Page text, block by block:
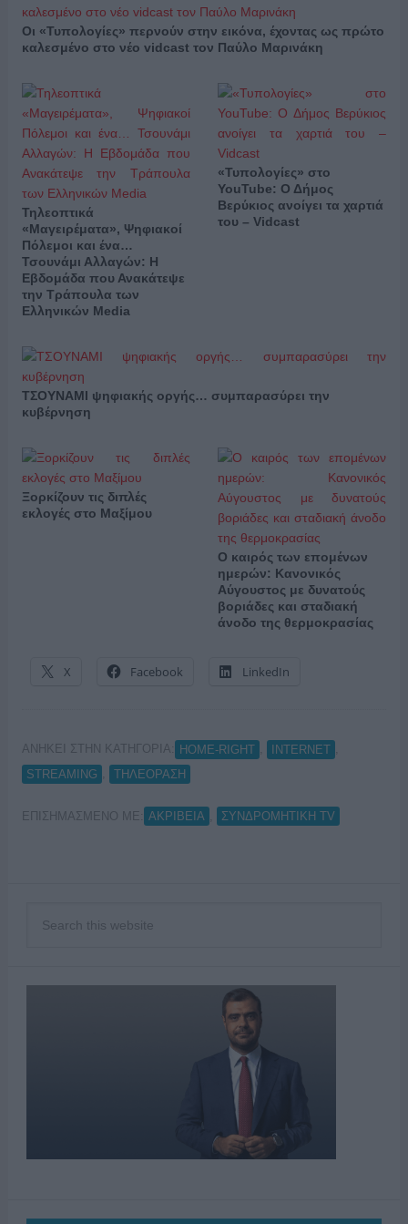
Οι «Τυπολογίες» περνούν στην εικόνα, έχοντας ως πρώτο
καλεσμένο στο νέο vidcast τον Παύλο Μαρινάκη
Τηλεοπτικά
«Μαγειρέματα», Ψηφιακοί
Πόλεμοι και ένα…
Τσουνάμι Αλλαγών: Η
Εβδομάδα που Ανακάτεψε
την Τράπουλα των
Ελληνικών Media
«Τυπολογίες» στο
YouTube: Ο Δήμος
Βερύκιος ανοίγει τα χαρτιά
του – Vidcast
ΤΣΟΥΝΑΜΙ ψηφιακής οργής… συμπαρασύρει την
κυβέρνηση
Ξορκίζουν τις διπλές
εκλογές στο Μαξίμου
Ο καιρός των επομένων
ημερών: Κανονικός
Αύγουστος με δυνατούς
βοριάδες και σταδιακή
άνοδο της θερμοκρασίας
X Facebook LinkedIn
ΑΝΗΚΕΙ ΣΤΗΝ ΚΑΤΗΓΟΡΙΑ: HOME-RIGHT INTERNET
STREAMING
ΤΗΛΕΟΡΑΣΗ
ΕΠΙΣΗΜΑΣΜΕΝΟ ΜΕ: ΑΚΡΙΒΕΙΑ ΣΥΝΔΡΟΜΗΤΙΚΗ TV